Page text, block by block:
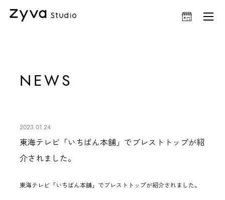
NEWS
2023.01.24
東海テレビ「いちばん本舗」でブレストトップが紹
介されました。
東海テレビ「いちばん本舗」でブレストトップが紹介されました。